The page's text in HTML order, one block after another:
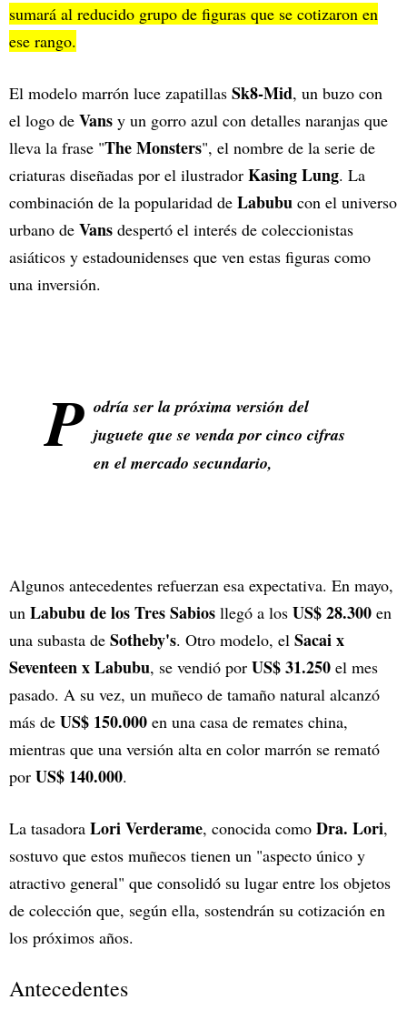
sumará al reducido grupo de figuras que se cotizaron en
ese rango.
El modelo marrón luce zapatillas Sk8-Mid, un buzo con
el logo de Vans y un gorro azul con detalles naranjas que
lleva la frase "The Monsters", el nombre de la serie de
criaturas diseñadas por el ilustrador Kasing Lung. La
combinación de la popularidad de Labubu con el universo
urbano de Vans despertó el interés de coleccionistas
asiáticos y estadounidenses que ven estas figuras como
una inversión.
P odría ser la próxima versión del
juguete que se venda por cinco cifras
en el mercado secundario,
Algunos antecedentes refuerzan esa expectativa. En mayo,
un Labubu de los Tres Sabios llegó a los US$ 28.300 en
una subasta de Sotheby's. Otro modelo, el Sacai x
Seventeen x Labubu, se vendió por US$ 31.250 el mes
pasado. A su vez, un muñeco de tamaño natural alcanzó
más de US$ 150.000 en una casa de remates china,
mientras que una versión alta en color marrón se remató
por US$ 140.000.
La tasadora Lori Verderame, conocida como Dra. Lori,
sostuvo que estos muñecos tienen un "aspecto único y
atractivo general" que consolidó su lugar entre los objetos
de colección que, según ella, sostendrán su cotización en
los próximos años.
Antecedentes